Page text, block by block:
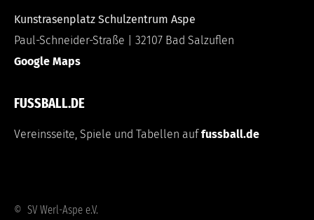
Kunstrasenplatz Schulzentrum Aspe
Paul-Schneider-Straße | 32107 Bad Salzuflen
Google Maps
FUSSBALL.DE
Vereinsseite, Spiele und Tabellen auf fussball.de
© SV Werl-Aspe e.V.